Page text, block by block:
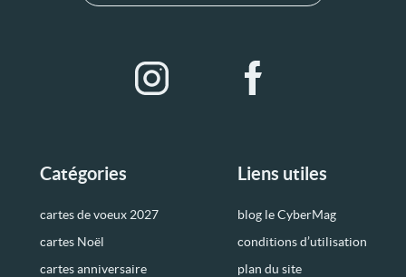
Catégories
cartes de voeux 2027
cartes Noël
cartes anniversaire
Liens utiles
blog le CyberMag
conditions d’utilisation
plan du site